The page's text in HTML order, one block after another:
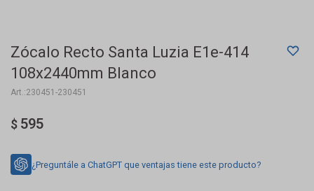
Zócalo Recto Santa Luzia E1e-414
108x2440mm Blanco
230451-230451
$ 595
¿Preguntále a ChatGPT que ventajas tiene este producto?